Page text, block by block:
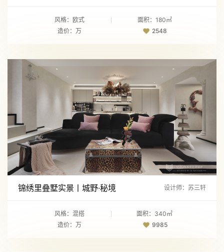
风格：欧式
面积：180㎡
造价：万
2548
锦绣里叠墅实景丨城野·秘境 设计师：苏三轩
风格：混搭
面积：340㎡
造价：万
9985